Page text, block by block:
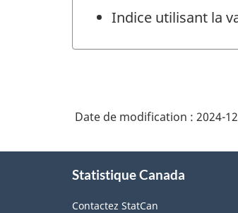
Indice utilisant la
Date de modification : 2024-
Statistique Canada
Contactez StatCan